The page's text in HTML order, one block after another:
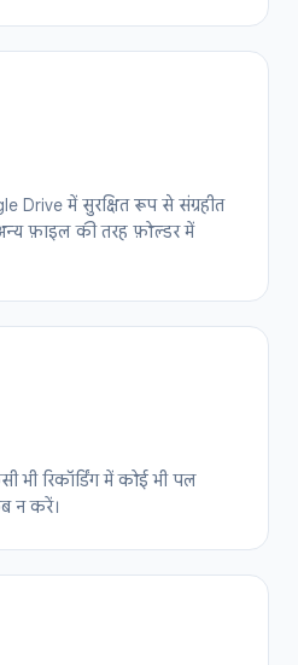
Drive में सुरक्षित रूप से संग्रहीत
फ़ाइल की तरह फ़ोल्डर में
भी रिकॉर्डिंग में कोई भी पल
न करें।